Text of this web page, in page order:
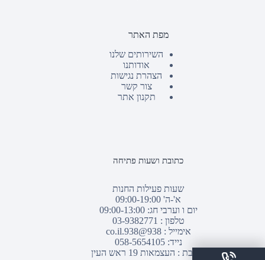
מפת האתר
השירותים שלנו
אודותנו
הצהרת נגישות
צור קשר
תקנון אתר
כתובת ושעות פתיחה
שעות פעילות החנות
א'-ה' 09:00-19:00
יום ו וערבי חג: 09:00-13:00
טלפון : 03-9382771
אימייל :938@938.co.il
נייד: 058-5654105
כתובת : העצמאות 19 ראש העין